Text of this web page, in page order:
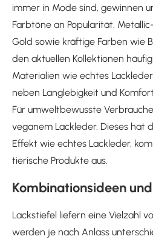
immer in Mode sind, gewinnen
Farbtöne an Popularität.
Gold sowie kräftige Farben wie
den aktuellen Kollektionen
Materialien wie echtes
neben Langlebigkeit und
Für umweltbewusste
veganem Lackleder. Dieses hat
Effekt wie echtes Lackleder,
tierische Produkte aus.
Kombinationsideen
Lackstiefel liefern eine Vielzahl
werden je nach Anlass